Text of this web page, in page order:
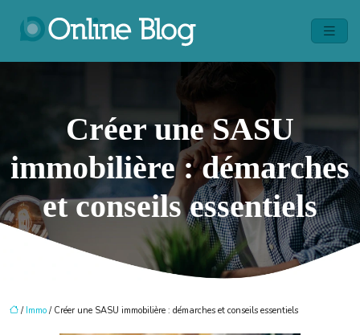
Créer une SASU
immobilière : démarches
et conseils essentiels
/ Immo / Créer une SASU immobilière : démarches et conseils essentiels